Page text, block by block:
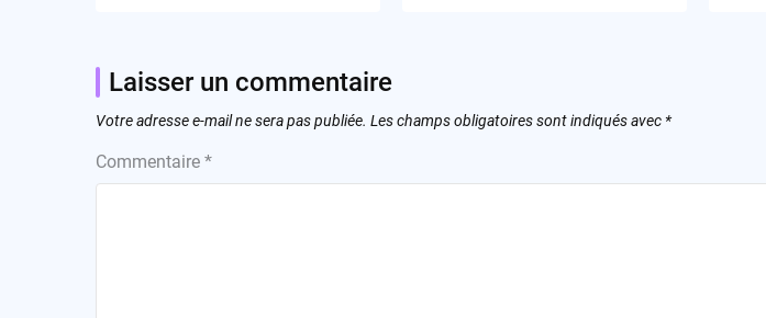
Laisser un commentaire
Votre adresse e-mail ne sera pas publiée. Les champs obligatoires sont indiqués avec *
Commentaire *